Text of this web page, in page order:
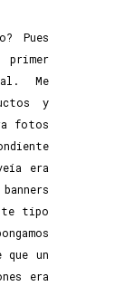
Pues
Me
y
fotos
era
tipo
un
era